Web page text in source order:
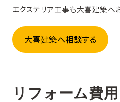
エクステリア工事も大喜建築へ
大喜建築へ相談する
リフォーム費